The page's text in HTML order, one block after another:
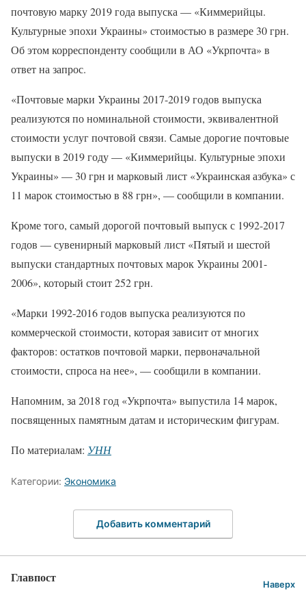
почтовую марку 2019 года выпуска — «Киммерийцы.
Культурные эпохи Украины» стоимостью в размере 30 грн.
Об этом корреспонденту сообщили в АО «Укрпочта» в
ответ на запрос.
«Почтовые марки Украины 2017-2019 годов выпуска
реализуются по номинальной стоимости, эквивалентной
стоимости услуг почтовой связи. Самые дорогие почтовые
выпуски в 2019 году — «Киммерийцы. Культурные эпохи
Украины» — 30 грн и марковый лист «Украинская азбука» с
11 марок стоимостью в 88 грн», — сообщили в компании.
Кроме того, самый дорогой почтовый выпуск с 1992-2017
годов — сувенирный марковый лист «Пятый и шестой
выпуски стандартных почтовых марок Украины 2001-
2006», который стоит 252 грн.
«Марки 1992-2016 годов выпуска реализуются по
коммерческой стоимости, которая зависит от многих
факторов: остатков почтовой марки, первоначальной
стоимости, спроса на нее», — сообщили в компании.
Напомним, за 2018 год «Укрпочта» выпустила 14 марок,
посвященных памятным датам и историческим фигурам.
По материалам: УНН
Категории: Экономика
Добавить комментарий
Главпост Наверх